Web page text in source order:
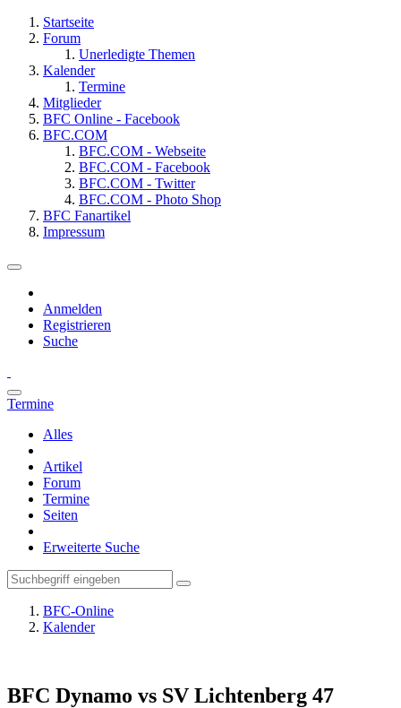
Startseite
Forum
Unerledigte Themen
Kalender
Termine
Mitglieder
BFC Online - Facebook
BFC.COM
BFC.COM - Webseite
BFC.COM - Facebook
BFC.COM - Twitter
BFC.COM - Photo Shop
BFC Fanartikel
Impressum
Anmelden
Registrieren
Suche
Termine
Alles
Artikel
Forum
Termine
Seiten
Erweiterte Suche
BFC-Online
Kalender
BFC Dynamo vs SV Lichtenberg 47